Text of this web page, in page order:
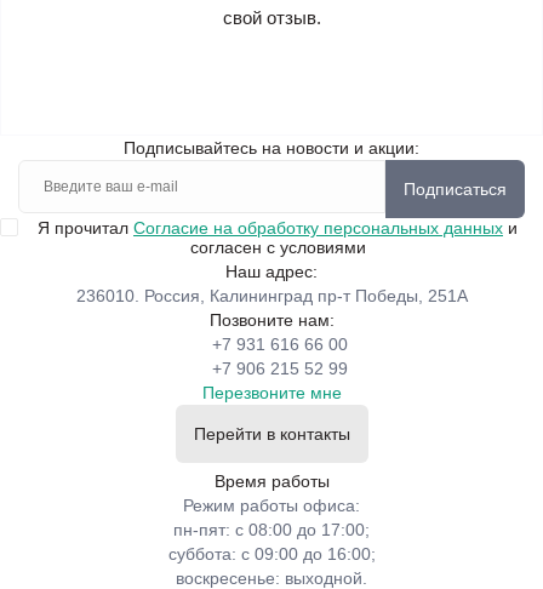
свой отзыв.
Подписывайтесь на новости и акции:
Подписаться
Я прочитал Согласие на обработку персональных данных и
согласен с условиями
Наш адрес:
236010. Россия, Калининград пр-т Победы, 251А
Позвоните нам:
+7 931 616 66 00
+7 906 215 52 99
Перезвоните мне
Перейти в контакты
Время работы
Режим работы офиса:
пн-пят: с 08:00 до 17:00;
суббота: с 09:00 до 16:00;
воскресенье: выходной.